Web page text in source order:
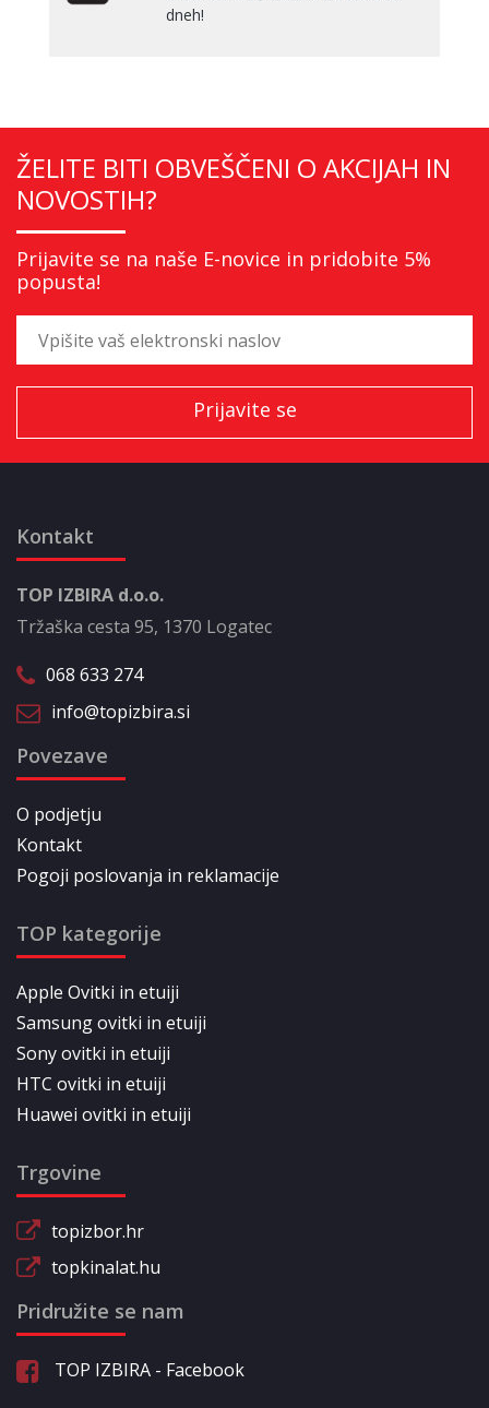
dneh!
ŽELITE BITI OBVEŠČENI O AKCIJAH IN
NOVOSTIH?
Prijavite se na naše E-novice in pridobite 5%
popusta!
Kontakt
TOP IZBIRA d.o.o.
Tržaška cesta 95, 1370 Logatec
068 633 274
info@topizbira.si
Povezave
O podjetju
Kontakt
Pogoji poslovanja in reklamacije
TOP kategorije
Apple Ovitki in etuiji
Samsung ovitki in etuiji
Sony ovitki in etuiji
HTC ovitki in etuiji
Huawei ovitki in etuiji
Trgovine
topizbor.hr
topkinalat.hu
Pridružite se nam
TOP IZBIRA - Facebook